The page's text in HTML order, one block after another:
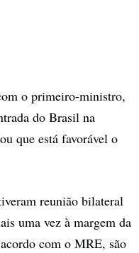
o primeiro-ministro,
do Brasil na
que está favorável o
reunião bilateral
uma vez à margem da
com o MRE, são